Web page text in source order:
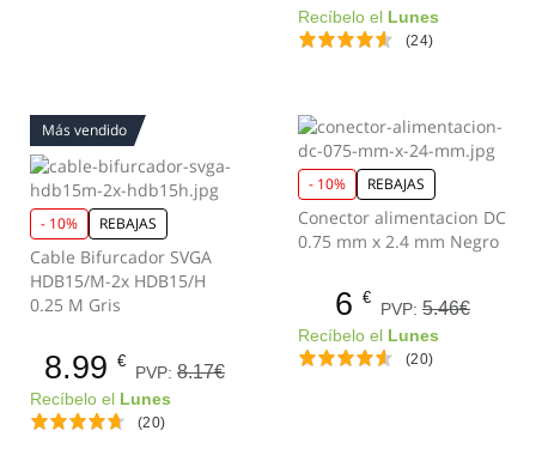
Recíbelo el Lunes
(24)
Más vendido
- 10% REBAJAS
Cable Bifurcador SVGA
HDB15/M-2x HDB15/H
0.25 M Gris
8.99 €
PVP: 8.17€
Recíbelo el Lunes
(20)
- 10% REBAJAS
Conector alimentacion DC
0.75 mm x 2.4 mm Negro
6 €
PVP: 5.46€
Recíbelo el Lunes
(20)